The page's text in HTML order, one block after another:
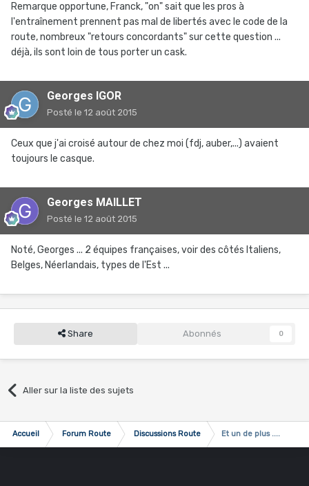
Remarque opportune, Franck, "on" sait que les pros à
l'entraînement prennent pas mal de libertés avec le code de la
route, nombreux "retours concordants" sur cette question ...
déjà, ils sont loin de tous porter un cask.
Georges IGOR
Posté le 12 août 2015
Ceux que j'ai croisé autour de chez moi (fdj, auber,...) avaient
toujours le casque.
Georges MAILLET
Posté le 12 août 2015
Noté, Georges ... 2 équipes françaises, voir des côtés Italiens,
Belges, Néerlandais, types de l'Est ...
Share Abonnés 0
Aller sur la liste des sujets
Accueil Forum Route Discussions Route Et un de plus ....